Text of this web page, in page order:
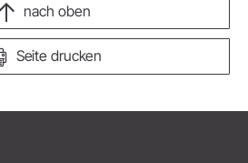
Seite drucken
nach oben